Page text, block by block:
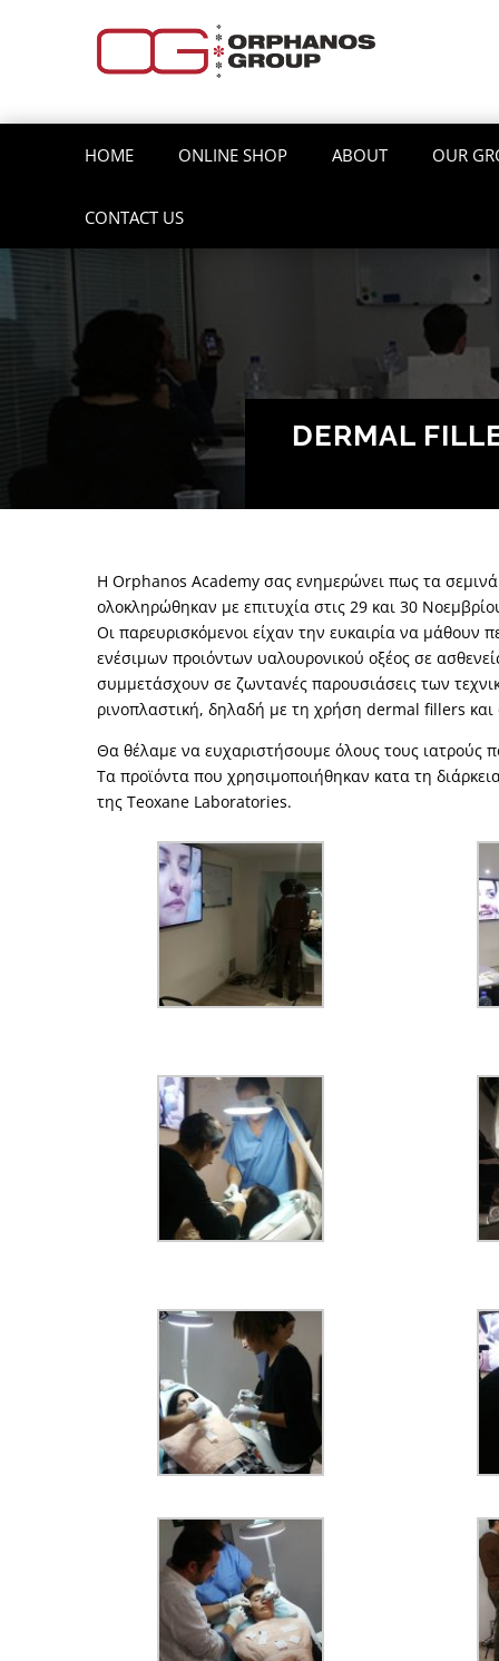
HOME ONLINE SHOP ABOUT OUR
CONTACT US
DERMAL
Η Orphanos Academy σας ενημερώνει πως τα
ολοκληρώθηκαν με επιτυχία στις 29 και 30
Οι παρευρισκόμενοι είχαν την ευκαιρία να μάθουν
ενέσιμων προιόντων υαλουρονικού οξέος σε
συμμετάσχουν σε ζωντανές παρουσιάσεις των
ρινοπλαστική, δηλαδή με τη χρήση dermal fillers και
Θα θέλαμε να ευχαριστήσουμε όλους τους ιατρούς
Τα προϊόντα που χρησιμοποιήθηκαν κατα τη
της Teoxane Laboratories.